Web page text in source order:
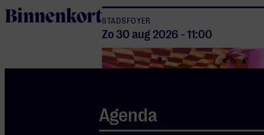
Agenda
BinnenkortSTADSFOYER
Zo 30 aug2026 -11:00